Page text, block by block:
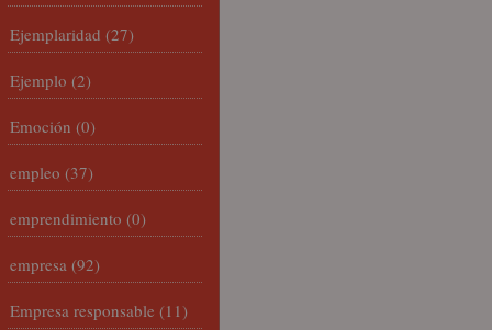
Ejemplaridad (27)
Ejemplo (2)
Emoción (0)
empleo (37)
emprendimiento (0)
empresa (92)
Empresa responsable (11)